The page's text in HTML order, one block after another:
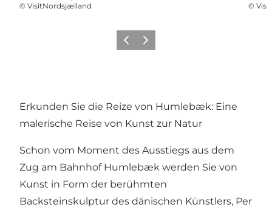
© VisitNordsjælland
©
ZurückWeiter
Erkunden Sie die Reize von Humlebæk: Eine
malerische Reise von Kunst zur Natur
Schon vom Moment des Ausstiegs aus dem
Zug am Bahnhof Humlebæk werden Sie von
Kunst in Form der berühmten
Backsteinskulptur des dänischen Künstlers, Per